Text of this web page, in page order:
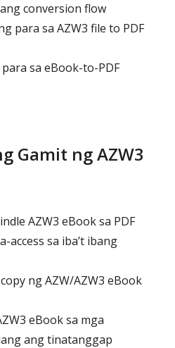
conversion flow
para sa AZW3 file to PDF
sa eBook-to-PDF
Gamit ng AZW3
AZW3 eBook sa PDF
access sa iba’t ibang
ng AZW/AZW3 eBook
eBook sa mga
ang tinatanggap